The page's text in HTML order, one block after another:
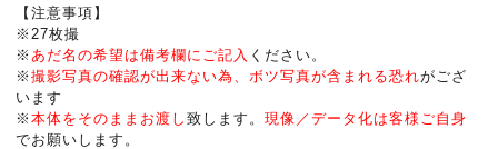
【注意事項】
※27枚撮
※あだ名の希望は備考欄にご記入 ください。
※撮影写真の確認が出来ない為、ボツ写真が含まれる恐れがござ
います
※本体をそのままお渡し致します。現像／データ化は客様ご自身
でお願いします。